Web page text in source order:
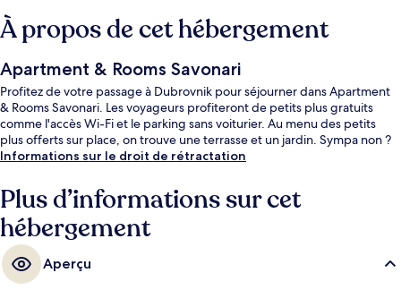
À propos de cet hébergement
Apartment & Rooms Savonari
Profitez de votre passage à Dubrovnik pour séjourner dans Apartment
& Rooms Savonari. Les voyageurs profiteront de petits plus gratuits
comme l'accès Wi-Fi et le parking sans voiturier. Au menu des petits
plus offerts sur place, on trouve une terrasse et un jardin. Sympa non ?
Informations sur le droit de rétractation
Plus d’informations sur cet
hébergement
Aperçu